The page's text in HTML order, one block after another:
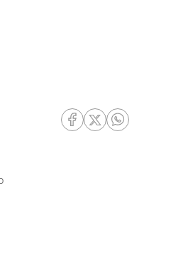
RRSS Facebook
RRSS Twitter
RRSS